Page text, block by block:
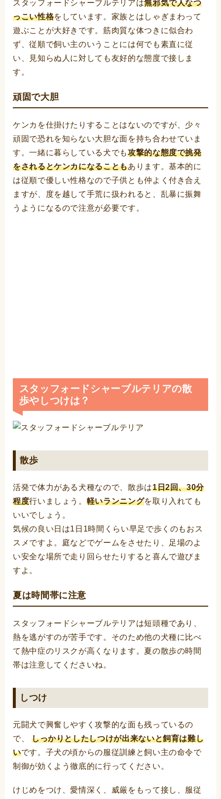
スタッフォードシャーブルテリアは無邪気で人なつ
っこい性格をしています。家族とはしゃぎまわって
遊ぶことが大好きです。筋肉質な体つきに似合わ
ず、従順で飼い主のいうことには何でも素直に従
い、見知らぬ人に対しても友好的な態度で接しま
す。
頑固で大胆
ケンカを仕掛けたりすることはないのですが、少々
頑固で恐れを知らない大胆な面を持ち合わせていま
す。一緒に暮らしている犬でも攻撃的な態度で挑発
をされるとケンカになることもあります。基本的に
は従順で優しい性格なので子供とも仲よく付き合え
ますが、度を越して手荒に扱われると、乱暴に振舞
うようになるので注意が必要です。
スタッフォードシャーブルテリアの散
歩やしつけは？
散歩
活発で体力がある犬種なので、散歩は1日2回、30分
程度行いましょう。 軽いランニングを取り入れても
いいでしょう。
気候の良い日は1日1時間くらい早足で歩くのもおス
スメですよ。庭などでゲームをさせたり、足場のよ
い安全な場所で走り回らせたりすると喜んで遊びま
すよ。
夏は時間帯に注意
スタッフォードシャーブルテリアは短頭種であり、
熱を逃がすのが苦手です。そのため他の犬種に比べ
て熱中症のリスクが高くなります。夏の散歩の時間
帯は注意してくださいね。
しつけ
元闘犬で興奮しやすく攻撃的な面も残っているの
で、 しっかりとしたしつけが出来ないと飼育は難し
いです。子犬の頃からの服従訓練と飼い主の命令で
制御が効くよう徹底的に行ってください。
けじめをつけ、愛情深く、威厳をもって接し、服従